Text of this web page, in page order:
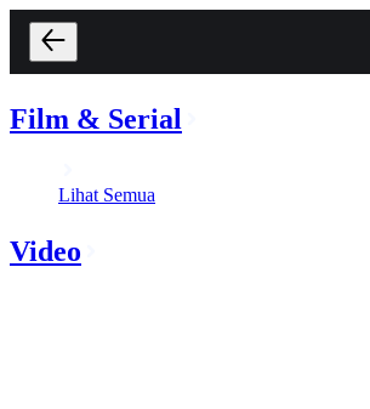
Film & Serial
Lihat Semua
Video